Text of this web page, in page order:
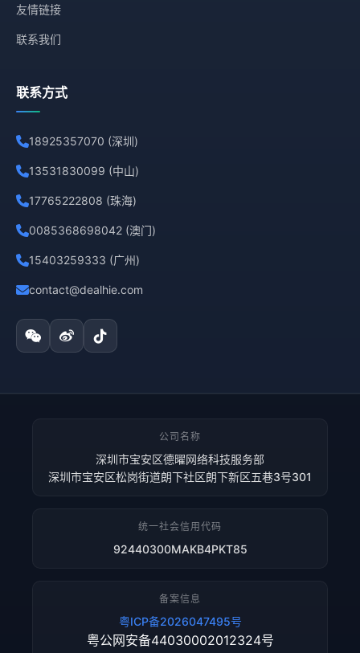
友情链接
联系我们
联系方式
18925357070 (深圳)
13531830099 (中山)
17765222808 (珠海)
0085368698042 (澳门)
15403259333 (广州)
contact@dealhie.com
公司名称
深圳市宝安区德曜网络科技服务部
深圳市宝安区松岗街道朗下社区朗下新区五巷3号301
统一社会信用代码
92440300MAKB4PKT85
备案信息
粤ICP备2026047495号
粤公网安备44030002012324号